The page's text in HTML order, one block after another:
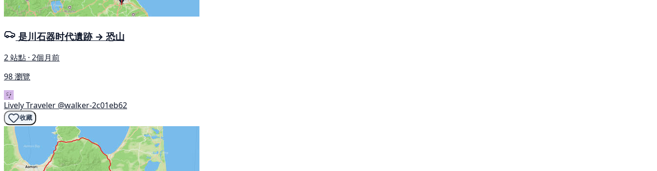
是川石器时代遺跡 → 恐山
2 站點 · 2個月前
98 瀏覽
Lively Traveler @walker-2c01eb62
收藏